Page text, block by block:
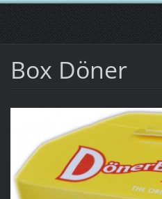
Box Döner